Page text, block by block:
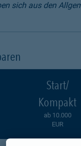
sich aus den
Start/
Kompakt
ab 10.000
EUR